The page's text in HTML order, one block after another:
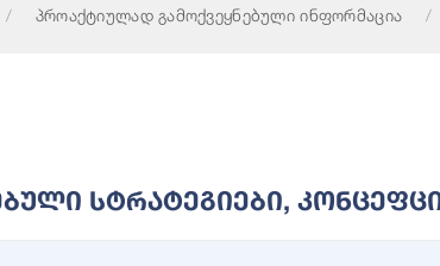
პროაქტიულად გამოქვეყნებული ინფორმაცია
Სტრატეგიები,